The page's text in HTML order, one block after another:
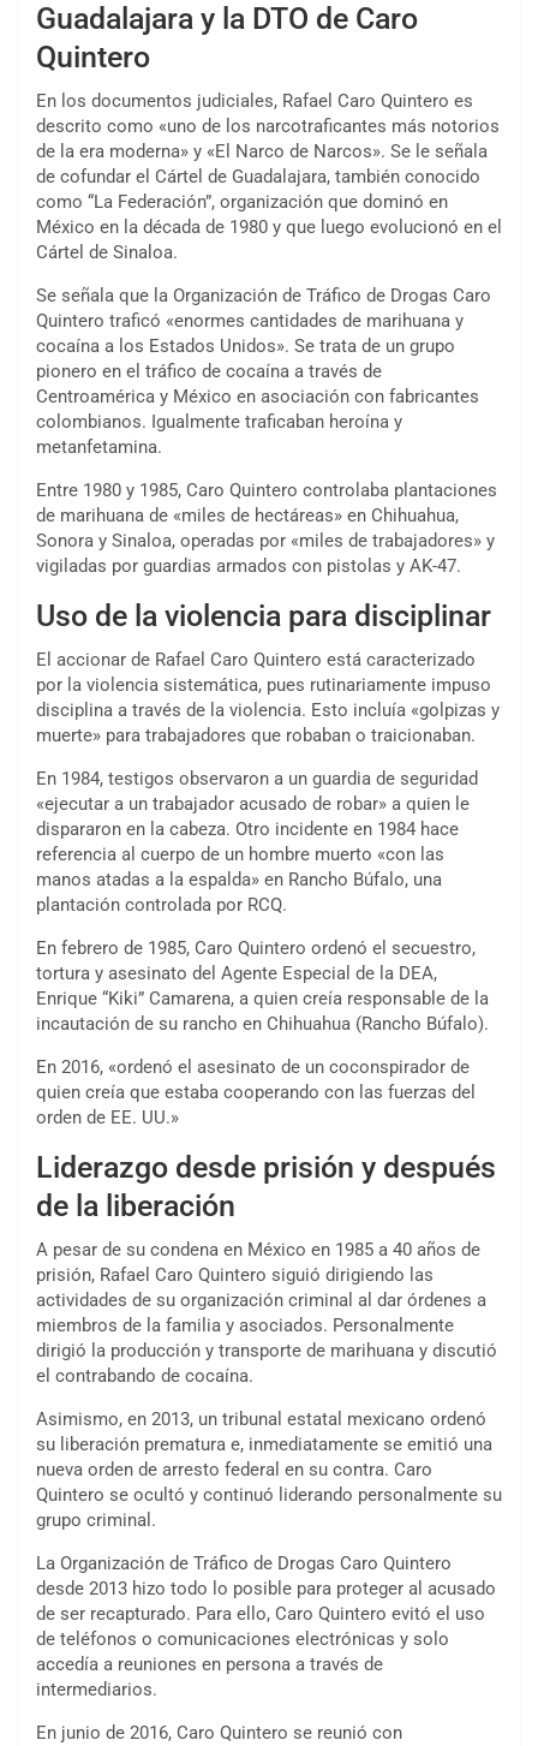
Guadalajara y la DTO de Caro
Quintero
En los documentos judiciales, Rafael Caro Quintero es
descrito como «uno de los narcotraficantes más notorios
de la era moderna» y «El Narco de Narcos». Se le señala
de cofundar el Cártel de Guadalajara, también conocido
como “La Federación”, organización que dominó en
México en la década de 1980 y que luego evolucionó en el
Cártel de Sinaloa.
Se señala que la Organización de Tráfico de Drogas Caro
Quintero traficó «enormes cantidades de marihuana y
cocaína a los Estados Unidos». Se trata de un grupo
pionero en el tráfico de cocaína a través de
Centroamérica y México en asociación con fabricantes
colombianos. Igualmente traficaban heroína y
metanfetamina.
Entre 1980 y 1985, Caro Quintero controlaba plantaciones
de marihuana de «miles de hectáreas» en Chihuahua,
Sonora y Sinaloa, operadas por «miles de trabajadores» y
vigiladas por guardias armados con pistolas y AK-47.
Uso de la violencia para disciplinar
El accionar de Rafael Caro Quintero está caracterizado
por la violencia sistemática, pues rutinariamente impuso
disciplina a través de la violencia. Esto incluía «golpizas y
muerte» para trabajadores que robaban o traicionaban.
En 1984, testigos observaron a un guardia de seguridad
«ejecutar a un trabajador acusado de robar» a quien le
dispararon en la cabeza. Otro incidente en 1984 hace
referencia al cuerpo de un hombre muerto «con las
manos atadas a la espalda» en Rancho Búfalo, una
plantación controlada por RCQ.
En febrero de 1985, Caro Quintero ordenó el secuestro,
tortura y asesinato del Agente Especial de la DEA,
Enrique “Kiki” Camarena, a quien creía responsable de la
incautación de su rancho en Chihuahua (Rancho Búfalo).
En 2016, «ordenó el asesinato de un coconspirador de
quien creía que estaba cooperando con las fuerzas del
orden de EE. UU.»
Liderazgo desde prisión y después
de la liberación
A pesar de su condena en México en 1985 a 40 años de
prisión, Rafael Caro Quintero siguió dirigiendo las
actividades de su organización criminal al dar órdenes a
miembros de la familia y asociados. Personalmente
dirigió la producción y transporte de marihuana y discutió
el contrabando de cocaína.
Asimismo, en 2013, un tribunal estatal mexicano ordenó
su liberación prematura e, inmediatamente se emitió una
nueva orden de arresto federal en su contra. Caro
Quintero se ocultó y continuó liderando personalmente su
grupo criminal.
La Organización de Tráfico de Drogas Caro Quintero
desde 2013 hizo todo lo posible para proteger al acusado
de ser recapturado. Para ello, Caro Quintero evitó el uso
de teléfonos o comunicaciones electrónicas y solo
accedía a reuniones en persona a través de
intermediarios.
En junio de 2016, Caro Quintero se reunió con